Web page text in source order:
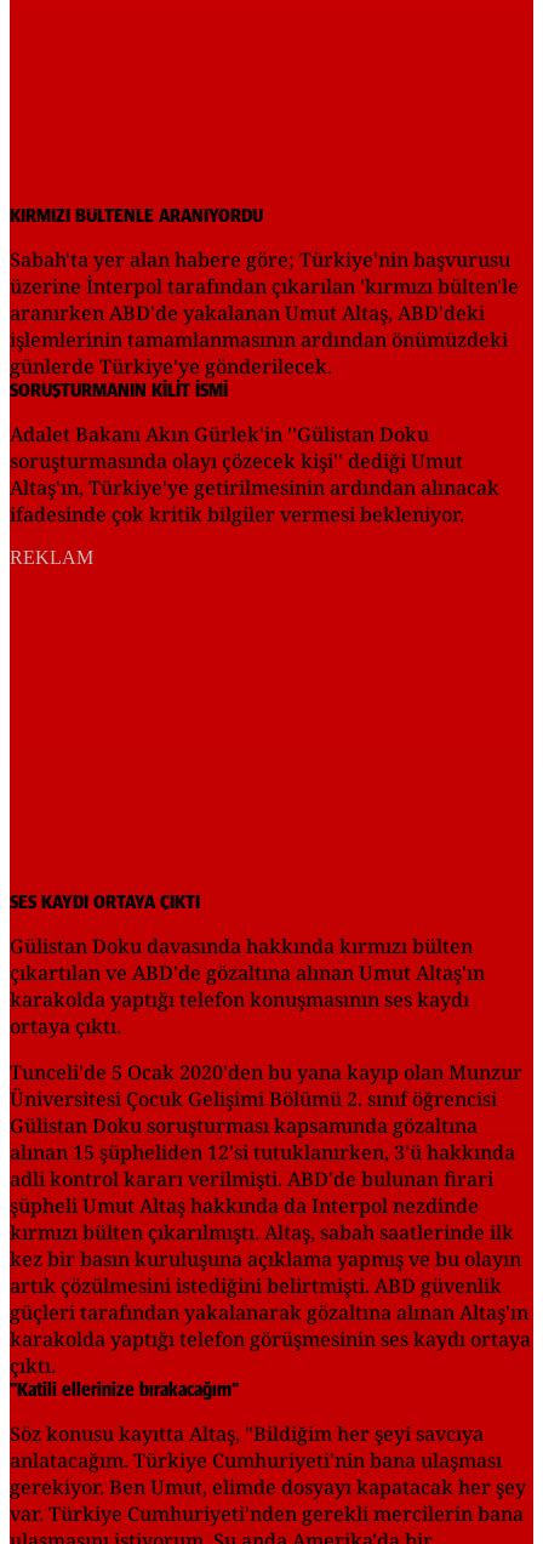
KIRMIZI BÜLTENLE ARANIYORDU
Sabah'ta yer alan habere göre; Türkiye'nin başvurusu
üzerine İnterpol tarafından çıkarılan 'kırmızı bülten'le
aranırken ABD'de yakalanan Umut Altaş, ABD'deki
işlemlerinin tamamlanmasının ardından önümüzdeki
günlerde Türkiye'ye gönderilecek.
SORUŞTURMANIN KİLİT İSMİ
Adalet Bakanı Akın Gürlek'in ''Gülistan Doku
soruşturmasında olayı çözecek kişi'' dediği Umut
Altaş'ın, Türkiye'ye getirilmesinin ardından alınacak
ifadesinde çok kritik bilgiler vermesi bekleniyor.
REKLAM
SES KAYDI ORTAYA ÇIKTI
Gülistan Doku davasında hakkında kırmızı bülten
çıkartılan ve ABD'de gözaltına alınan Umut Altaş'ın
karakolda yaptığı telefon konuşmasının ses kaydı
ortaya çıktı.
Tunceli'de 5 Ocak 2020'den bu yana kayıp olan Munzur
Üniversitesi Çocuk Gelişimi Bölümü 2. sınıf öğrencisi
Gülistan Doku soruşturması kapsamında gözaltına
alınan 15 şüpheliden 12'si tutuklanırken, 3'ü hakkında
adli kontrol kararı verilmişti. ABD'de bulunan firari
şüpheli Umut Altaş hakkında da Interpol nezdinde
kırmızı bülten çıkarılmıştı. Altaş, sabah saatlerinde ilk
kez bir basın kuruluşuna açıklama yapmış ve bu olayın
artık çözülmesini istediğini belirtmişti. ABD güvenlik
güçleri tarafından yakalanarak gözaltına alınan Altaş'ın
karakolda yaptığı telefon görüşmesinin ses kaydı ortaya
çıktı.
"Katili ellerinize bırakacağım"
Söz konusu kayıtta Altaş, "Bildiğim her şeyi savcıya
anlatacağım. Türkiye Cumhuriyeti'nin bana ulaşması
gerekiyor. Ben Umut, elimde dosyayı kapatacak her şey
var. Türkiye Cumhuriyeti'nden gerekli mercilerin bana